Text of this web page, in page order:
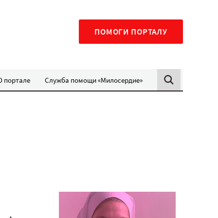
ПОМОГИ ПОРТАЛУ
портале Служба помощи «Милосердие»